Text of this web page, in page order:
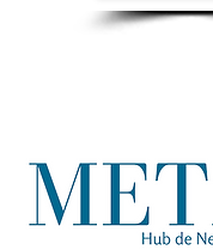
profissional ser um
quanto online,
necessidades .
Agende seu primeiro